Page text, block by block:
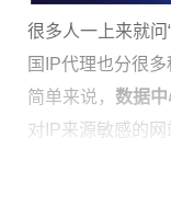
很多人一上来就问
国IP代理也分很
简单来说， 数据中
对IP来源敏感的网
国本地网络服务